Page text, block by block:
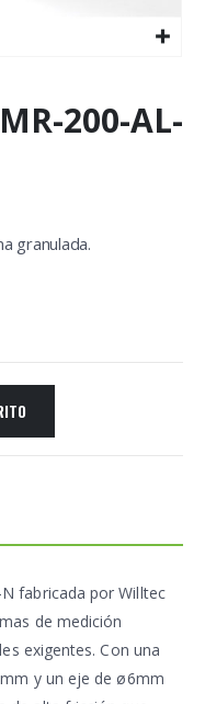
200-AL-
granulada.
fabricada porWilltec
de medición
exigentes. Con una
y un eje de ø6mm